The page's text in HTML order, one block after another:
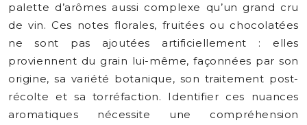
palette d’arômes aussi complexe qu’un grand cru
de vin. Ces notes florales, fruitées ou chocolatées
ne sont pas ajoutées artificiellement : elles
proviennent du grain lui-même, façonnées par son
origine, sa variété botanique, son traitement post-
récolte et sa torréfaction. Identifier ces nuances
aromatiques nécessite une compréhension